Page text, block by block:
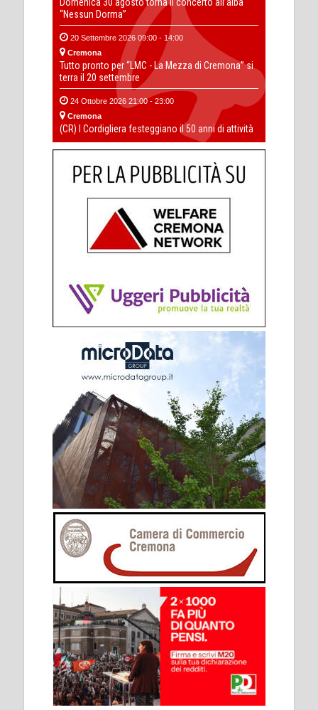
“Nessun Dorma”
20 Settembre 2026 09:00 - 14:00
Cremona
Tutto pronto per “LMC - La Mezza di Cremona” si
terra il 20 settembre
24 Ottobre 2026 21:00 - 23:00
Cremona
(CR) I Cordigliera festeggiano il 50 anni di attività